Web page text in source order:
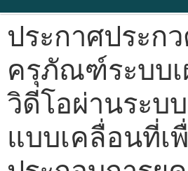
ประกาศประก
ครุภัณฑ์ระบบเ
วิดีโอผ่านระบ
แบบเคลื่อนที่